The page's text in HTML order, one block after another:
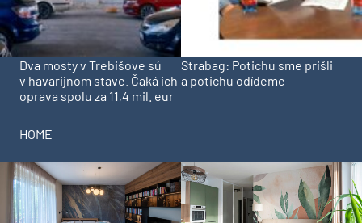
Dva mosty v Trebišove sú
v havarijnom stave. Čaká ich
oprava spolu za 11,4 mil. eur
Strabag: Potichu sme prišli
a potichu odídeme
HOME